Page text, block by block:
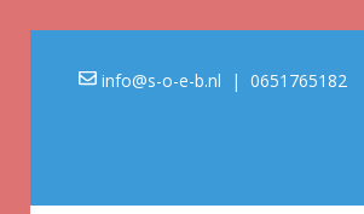
info@s-o-e-b.nl | 0651765182